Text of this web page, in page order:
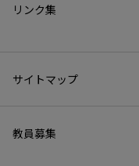
リンク集
サイトマップ
教員募集